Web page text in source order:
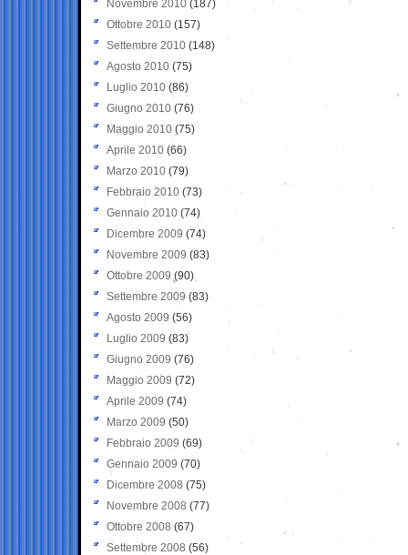
Novembre 2010 (187)
Ottobre 2010 (157)
Settembre 2010 (148)
Agosto 2010 (75)
Luglio 2010 (86)
Giugno 2010 (76)
Maggio 2010 (75)
Aprile 2010 (66)
Marzo 2010 (79)
Febbraio 2010 (73)
Gennaio 2010 (74)
Dicembre 2009 (74)
Novembre 2009 (83)
Ottobre 2009 (90)
Settembre 2009 (83)
Agosto 2009 (56)
Luglio 2009 (83)
Giugno 2009 (76)
Maggio 2009 (72)
Aprile 2009 (74)
Marzo 2009 (50)
Febbraio 2009 (69)
Gennaio 2009 (70)
Dicembre 2008 (75)
Novembre 2008 (77)
Ottobre 2008 (67)
Settembre 2008 (56)